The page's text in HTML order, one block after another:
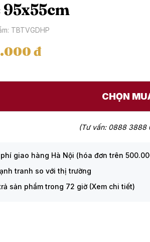
TBTVGDHP
đ
CHỌN
(Tư vấn: 0888 3888
giao hàng Hà Nội (hóa đơn trên
tranh so với thị trường
sản phẩm trong 72 giờ (Xem chi tiết)